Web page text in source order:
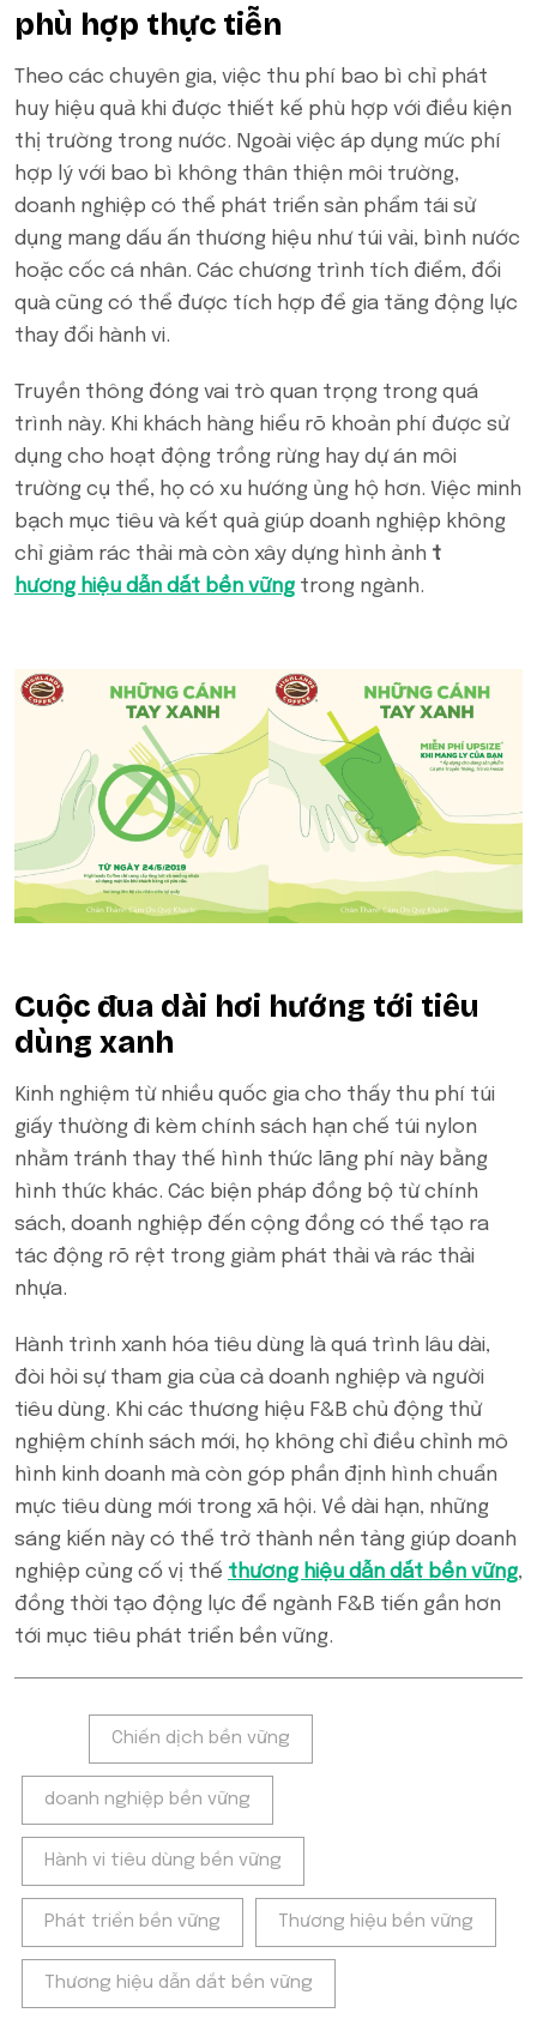
phù hợp thực tiễn
Theo các chuyên gia, việc thu phí bao bì chỉ phát
huy hiệu quả khi được thiết kế phù hợp với điều kiện
thị trường trong nước. Ngoài việc áp dụng mức phí
hợp lý với bao bì không thân thiện môi trường,
doanh nghiệp có thể phát triển sản phẩm tái sử
dụng mang dấu ấn thương hiệu như túi vải, bình nước
hoặc cốc cá nhân. Các chương trình tích điểm, đổi
quà cũng có thể được tích hợp để gia tăng động lực
thay đổi hành vi.
Truyền thông đóng vai trò quan trọng trong quá
trình này. Khi khách hàng hiểu rõ khoản phí được sử
dụng cho hoạt động trồng rừng hay dự án môi
trường cụ thể, họ có xu hướng ủng hộ hơn. Việc minh
bạch mục tiêu và kết quả giúp doanh nghiệp không
chỉ giảm rác thải mà còn xây dựng hình ảnh t
hương hiệu dẫn dắt bền vững trong ngành.
Cuộc đua dài hơi hướng tới tiêu
dùng xanh
Kinh nghiệm từ nhiều quốc gia cho thấy thu phí túi
giấy thường đi kèm chính sách hạn chế túi nylon
nhằm tránh thay thế hình thức lãng phí này bằng
hình thức khác. Các biện pháp đồng bộ từ chính
sách, doanh nghiệp đến cộng đồng có thể tạo ra
tác động rõ rệt trong giảm phát thải và rác thải
nhựa.
Hành trình xanh hóa tiêu dùng là quá trình lâu dài,
đòi hỏi sự tham gia của cả doanh nghiệp và người
tiêu dùng. Khi các thương hiệu F&B chủ động thử
nghiệm chính sách mới, họ không chỉ điều chỉnh mô
hình kinh doanh mà còn góp phần định hình chuẩn
mực tiêu dùng mới trong xã hội. Về dài hạn, những
sáng kiến này có thể trở thành nền tảng giúp doanh
nghiệp củng cố vị thế thương hiệu dẫn dắt bền vững,
đồng thời tạo động lực để ngành F&B tiến gần hơn
tới mục tiêu phát triển bền vững.
Chiến dịch bền vững
doanh nghiệp bền vững
Hành vi tiêu dùng bền vững
Phát triển bền vững Thương hiệu bền vững
Thương hiệu dẫn dắt bền vững